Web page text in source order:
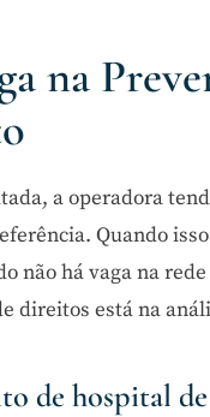
na
a operadora
Quando
não há vaga na
direitos está na
de hospital